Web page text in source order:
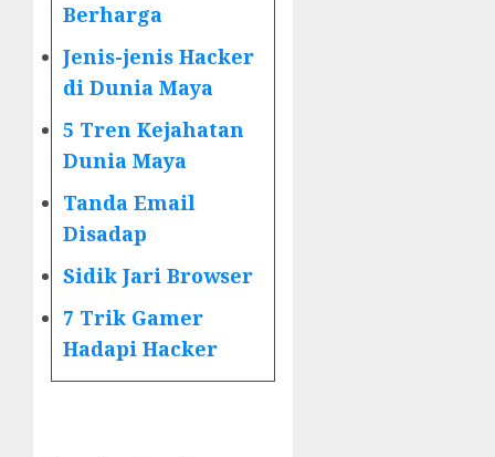
Berharga
Jenis-jenis Hacker
di Dunia Maya
5 Tren Kejahatan
Dunia Maya
Tanda Email
Disadap
Sidik Jari Browser
7 Trik Gamer
Hadapi Hacker